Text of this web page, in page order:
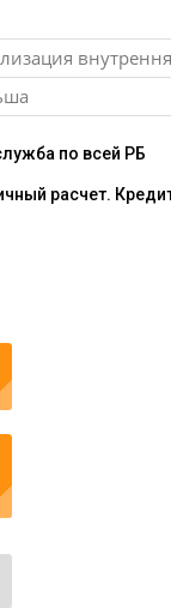
по всей РБ
расчет.